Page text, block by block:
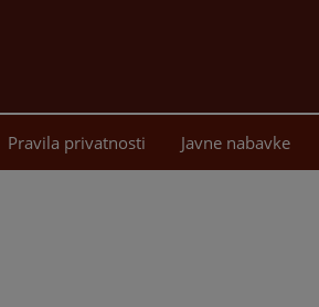
Pravila privatnosti Javne nabavke